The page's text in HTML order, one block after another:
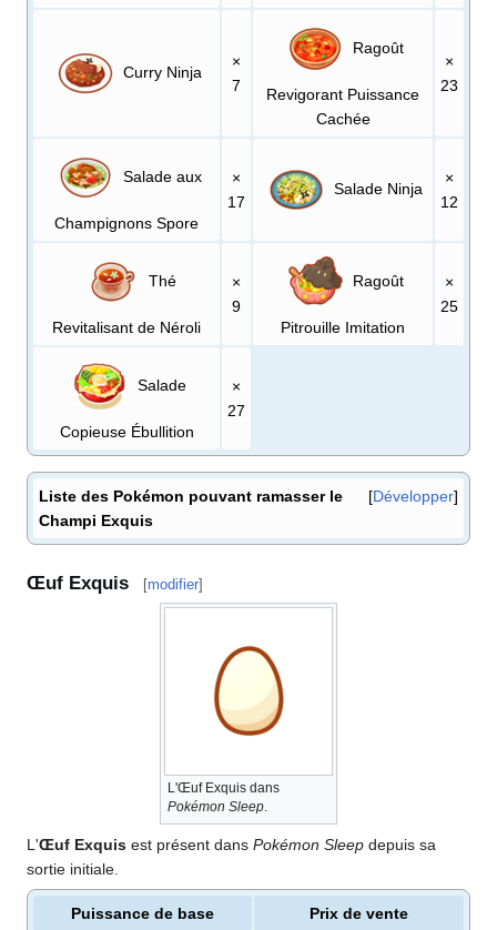
Curry Ninja
×
7
Ragoût
Revigorant Puissance
Cachée
×
23
Salade aux
Champignons Spore
×
17
Salade Ninja
×
12
Thé
Revitalisant de Néroli
×
9
Ragoût
Pitrouille Imitation
×
25
Salade
Copieuse Ébullition
×
27
Développer
Liste des Pokémon pouvant ramasser le
Champi Exquis
Œuf Exquis [modifier]
L'Œuf Exquis dans
Pokémon Sleep.
L'Œuf Exquis est présent dans Pokémon Sleep depuis sa
sortie initiale.
Puissance de base Prix de vente